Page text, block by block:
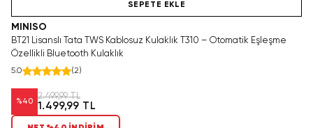
SEPETE EKLE
MINISO
BT21 Lisanslı Tata TWS Kablosuz Kulaklık T310 – Otomatik Eşleşme
Özellikli Bluetooth Kulaklık
5.0 (2)
%40
2.499,99 TL
1.499,99 TL